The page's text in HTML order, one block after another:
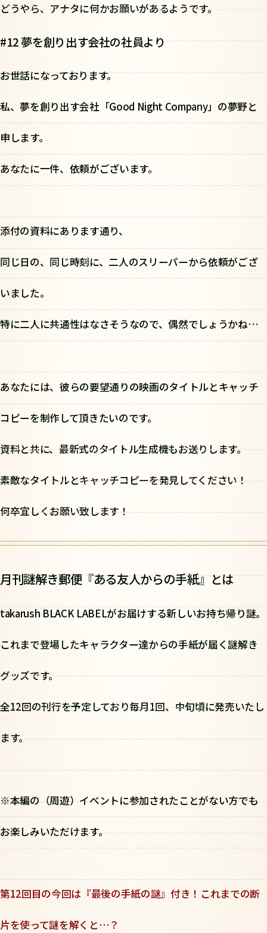
どうやら、アナタに何かお願いがあるようです。
#12 夢を創り出す会社の社員より
お世話になっております。
私、夢を創り出す会社「Good Night Company」の夢野と
申します。
あなたに一件、依頼がございます。
添付の資料にあります通り、
同じ日の、同じ時刻に、二人のスリーパーから依頼がござ
いました。
特に二人に共通性はなさそうなので、偶然でしょうかね…
あなたには、彼らの要望通りの映画のタイトルとキャッチ
コピーを制作して頂きたいのです。
資料と共に、最新式のタイトル生成機もお送りします。
素敵なタイトルとキャッチコピーを発見してください！
何卒宜しくお願い致します！
月刊謎解き郵便『ある友人からの手紙』とは
takarush BLACK LABELがお届けする新しいお持ち帰り謎。
これまで登場したキャラクター達からの手紙が届く謎解き
グッズです。
全12回の刊行を予定しており毎月1回、中旬頃に発売いたし
ます。
※本編の（周遊）イベントに参加されたことがない方でも
お楽しみいただけます。
第12回目の今回は『最後の手紙の謎』付き！これまでの断
片を使って謎を解くと…？